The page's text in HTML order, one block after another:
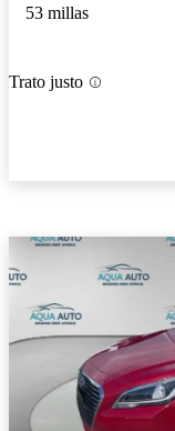
53 millas
Trato justo